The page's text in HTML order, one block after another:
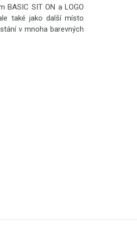
BASIC SIT ON a LOGO
také jako další místo
v mnoha barevných